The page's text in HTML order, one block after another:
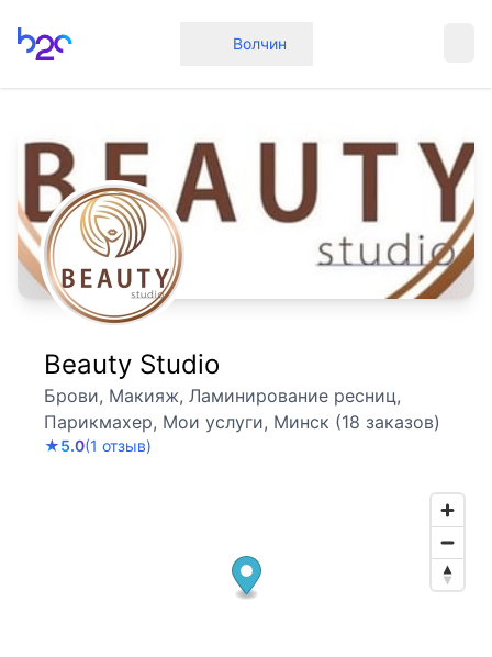
Главная Волчин
Beauty Studio
Брови, Макияж, Ламинирование ресниц,
Парикмахер, Мои услуги, Минск (18 заказов)
★5.0(1 отзыв)